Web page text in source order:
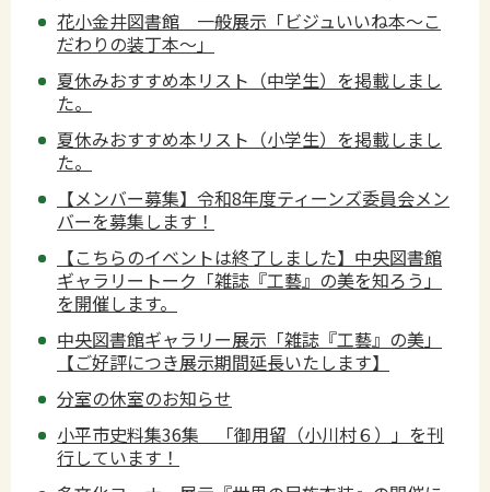
花小金井図書館 一般展示「ビジュいいね本～こ
だわりの装丁本～」
夏休みおすすめ本リスト（中学生）を掲載しまし
た。
夏休みおすすめ本リスト（小学生）を掲載しまし
た。
【メンバー募集】令和8年度ティーンズ委員会メン
バーを募集します！
【こちらのイベントは終了しました】中央図書館
ギャラリートーク「雑誌『工藝』の美を知ろう」
を開催します。
中央図書館ギャラリー展示「雑誌『工藝』の美」
【ご好評につき展示期間延長いたします】
分室の休室のお知らせ
小平市史料集36集 「御用留（小川村６）」を刊
行しています！